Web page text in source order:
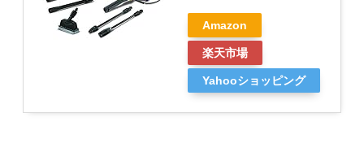
Amazon
楽天市場
Yahooショッピング